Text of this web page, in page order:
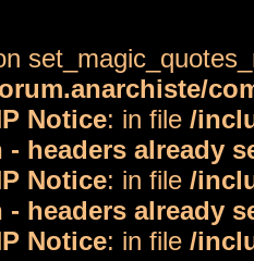
Notice: in file /
headers already
Notice: in file /
headers already
Notice: in file /